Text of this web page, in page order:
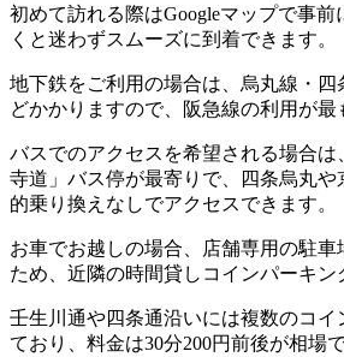
初めて訪れる際はGoogleマップで事
くと迷わずスムーズに到着できます。
地下鉄をご利用の場合は、烏丸線・四
どかかりますので、阪急線の利用が最
バスでのアクセスを希望される場合は
寺道」バス停が最寄りで、四条烏丸や
的乗り換えなしでアクセスできます。
お車でお越しの場合、店舗専用の駐
ため、近隣の時間貸しコインパーキン
壬生川通や四条通沿いには複数のコイ
ており、料金は30分200円前後が相場